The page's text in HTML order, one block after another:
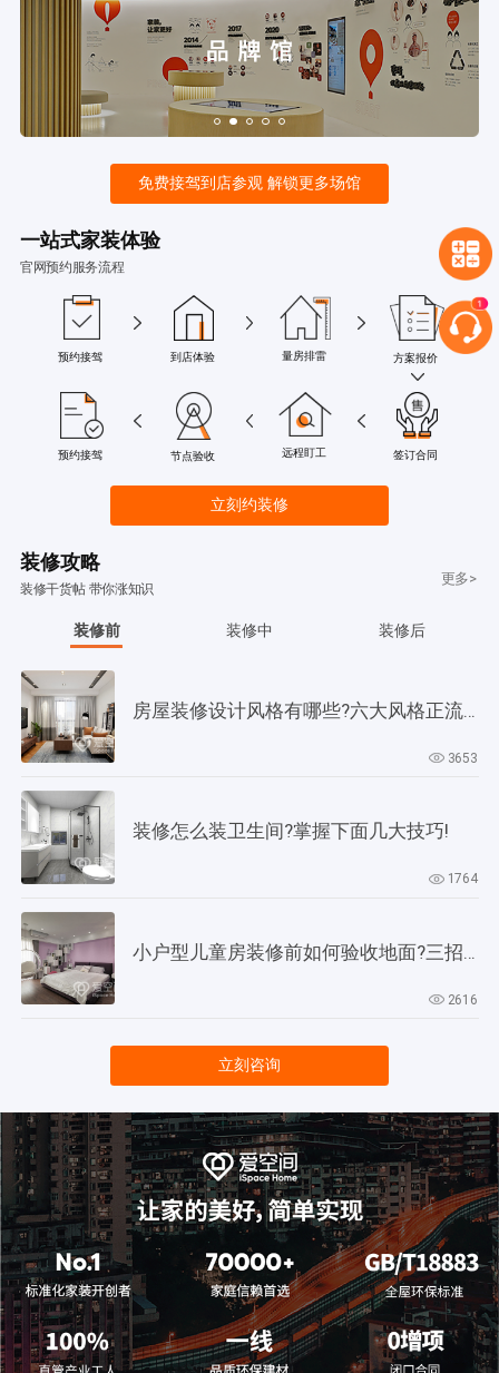
免费接驾到店参观 解锁更多场馆
一站式家装体验
官网预约服务流程
预约接驾 到店体验 量房排雷 方案报价
预约接驾 节点验收 远程盯工 签订合同
立刻约装修
装修攻略
装修干货帖 带你涨知识
更多>
装修前 装修中 装修后
房屋装修设计风格有哪些?六大风格正流行!
3653
装修怎么装卫生间?掌握下面几大技巧!
1764
2616
立刻咨询